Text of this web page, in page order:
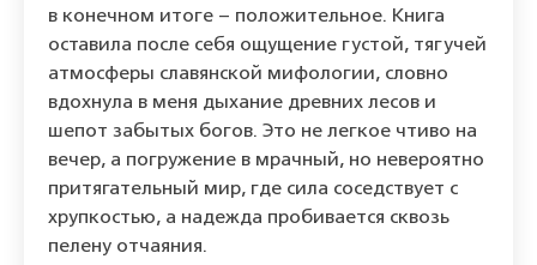
в конечном итоге – положительное. Книга
оставила после себя ощущение густой, тягучей
атмосферы славянской мифологии, словно
вдохнула в меня дыхание древних лесов и
шепот забытых богов. Это не легкое чтиво на
вечер, а погружение в мрачный, но невероятно
притягательный мир, где сила соседствует с
хрупкостью, а надежда пробивается сквозь
пелену отчаяния.